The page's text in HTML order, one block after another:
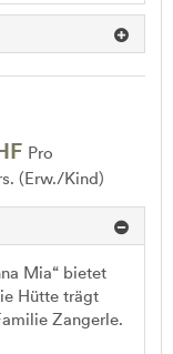
Pro
(Erw./Kind)
Mia“ bietet
Hütte trägt
Zangerle.